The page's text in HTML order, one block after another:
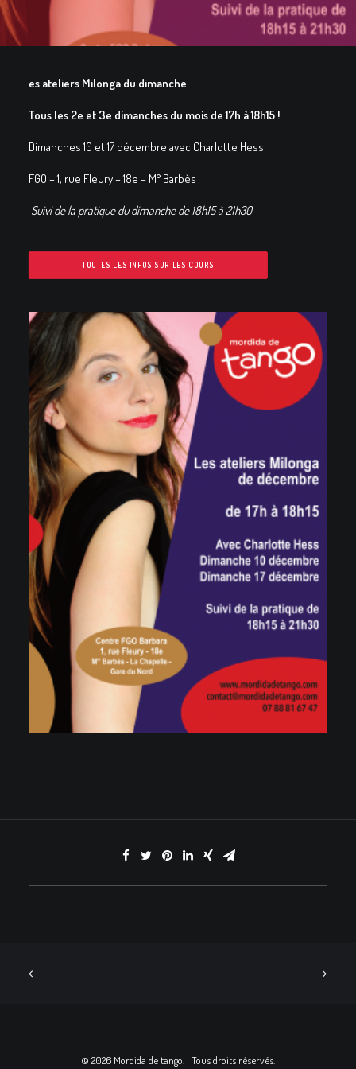
CONTACTEZ-NOUS
es ateliers Milonga du dimanche
Tous les 2e et 3e dimanches du mois de 17h à 18h15 !
Dimanches 10 et 17 décembre avec Charlotte Hess
FGO – 1, rue Fleury – 18e – M° Barbès
Suivi de la pratique du dimanche de 18h15 à 21h30
TOUTES LES INFOS SUR LES COURS
© 2026 Mordida de tango. | Tous droits réservés.